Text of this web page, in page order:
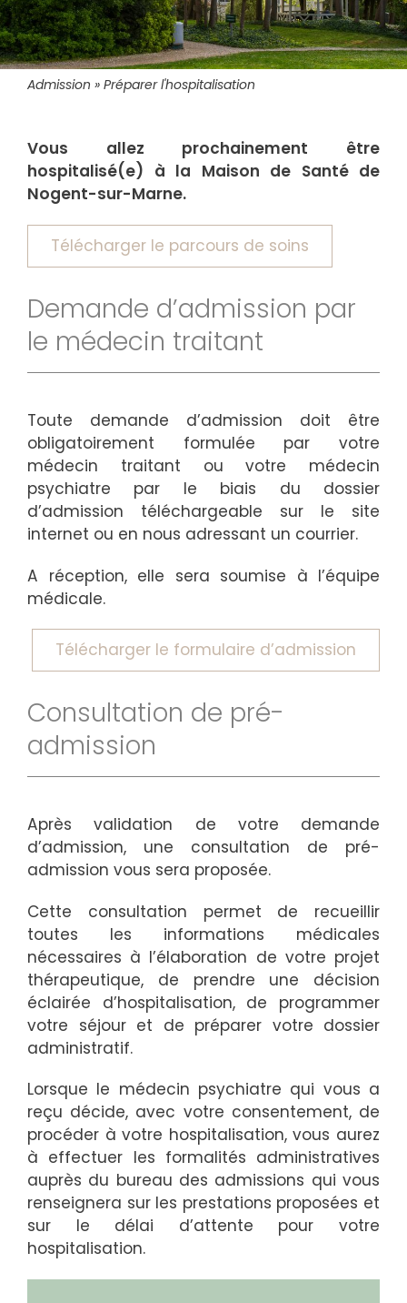
d'Ariane
Admission Préparer l'hospitalisation
Vous allez prochainement être
hospitalisé(e) à la Maison de Santé de
Nogent-sur-Marne.
Télécharger le parcours de soins
Demande d’admission par
le médecin traitant
Toute demande d’admission doit être
obligatoirement formulée par votre
médecin traitant ou votre médecin
psychiatre par le biais du dossier
d’admission téléchargeable sur le site
internet ou en nous adressant un courrier.
A réception, elle sera soumise à l’équipe
médicale.
Télécharger le formulaire d’admission
Consultation de pré-
admission
Après validation de votre demande
d’admission, une consultation de pré-
admission vous sera proposée.
Cette consultation permet de recueillir
toutes les informations médicales
nécessaires à l’élaboration de votre projet
thérapeutique, de prendre une décision
éclairée d’hospitalisation, de programmer
votre séjour et de préparer votre dossier
administratif.
Lorsque le médecin psychiatre qui vous a
reçu décide, avec votre consentement, de
procéder à votre hospitalisation, vous aurez
à effectuer les formalités administratives
auprès du bureau des admissions qui vous
renseignera sur les prestations proposées et
sur le délai d’attente pour votre
hospitalisation.